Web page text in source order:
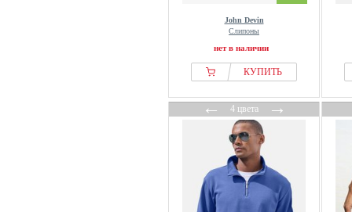
John Devin
Слипоны
нет в наличии
КУПИТЬ
←4 цвета→